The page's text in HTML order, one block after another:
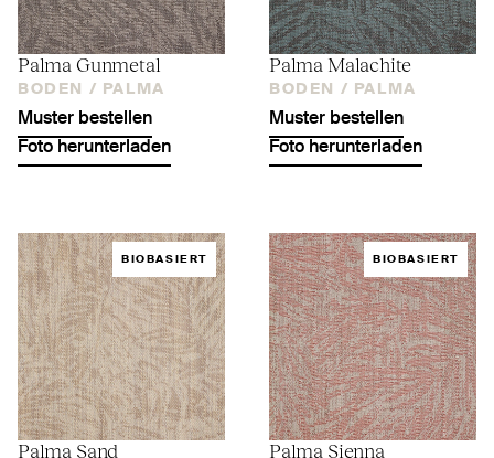
Palma Gunmetal
BODEN / PALMA
Muster bestellen
Foto herunterladen
Palma Malachite
BODEN / PALMA
Muster bestellen
Foto herunterladen
BIOBASIERT
Palma Sand
BIOBASIERT
Palma Sienna